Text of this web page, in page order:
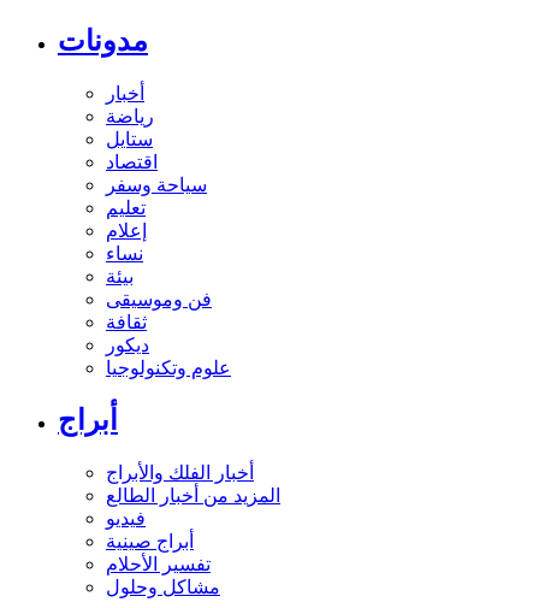
مدونات
أخبار
رياضة
ستايل
اقتصاد
سياحة وسفر
تعليم
إعلام
نساء
بيئة
فن وموسيقى
ثقافة
ديكور
علوم وتكنولوجيا
أبراج
أخبار الفلك والأبراج
المزيد من أخبار الطالع
فيديو
أبراج صينية
تفسير الأحلام
مشاكل وحلول